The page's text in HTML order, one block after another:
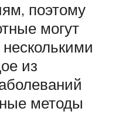
поэтому
могут
из
методы